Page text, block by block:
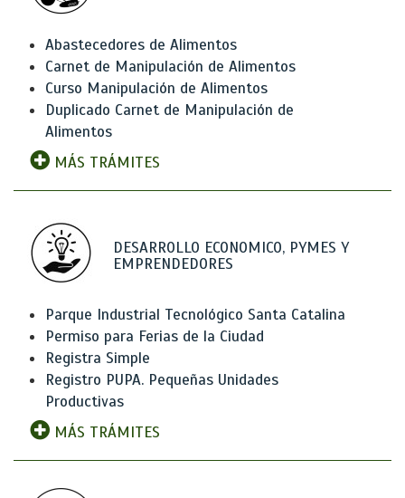
Abastecedores de Alimentos
Carnet de Manipulación de Alimentos
Curso Manipulación de Alimentos
Duplicado Carnet de Manipulación de
Alimentos
MÁS TRÁMITES
DESARROLLO ECONOMICO, PYMES Y
EMPRENDEDORES
Parque Industrial Tecnológico Santa Catalina
Permiso para Ferias de la Ciudad
Registra Simple
Registro PUPA. Pequeñas Unidades
Productivas
MÁS TRÁMITES